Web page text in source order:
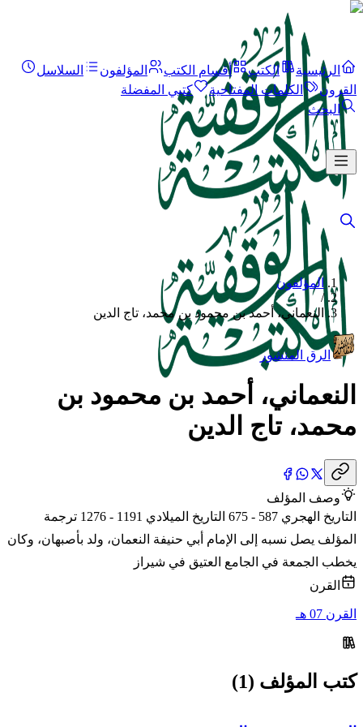
الرئيسية الكتب أقسام الكتب المؤلفون
السلاسل
القرون
الكلمات المفتاحية
كتبي المفضلة
البحث
المؤلفون
/
النعماني، أحمد بن محمود بن محمد، تاج الدين
الرق المنشور
النعماني، أحمد بن محمود بن
محمد، تاج الدين
وصف المؤلف
التاريخ الهجري 587 - 675 التاريخ الميلادي 1191 - 1276 ترجمة
المؤلف يصل نسبه إلى الإمام أبي حنيفة النعمان، ولد بأصبهان، وكان
يخطب الجمعة في الجامع العتيق في شيراز
القرن
القرن 07 هـ
كتب المؤلف (1)